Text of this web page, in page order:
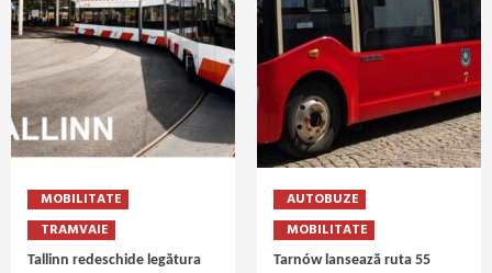
MOBILITATE
TRAMVAIE
Tallinn redeschide legătura
AUTOBUZE
MOBILITATE
Tarnów lansează ruta 55